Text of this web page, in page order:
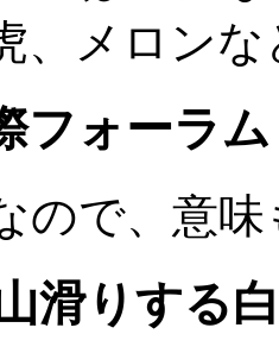
、メロン
フォーラム
ので、意
滑りする